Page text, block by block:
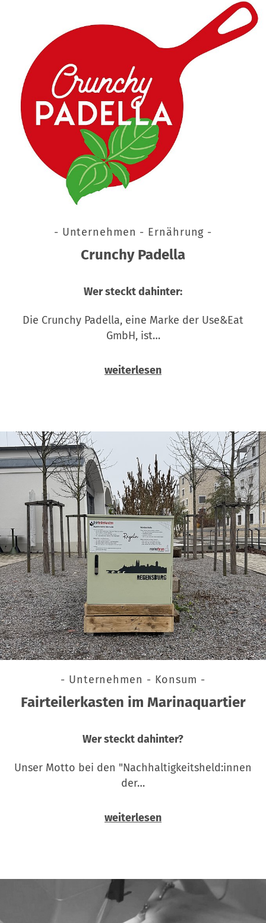
- Unternehmen - Ernährung -
Crunchy Padella
Wer steckt dahinter:
Die Crunchy Padella, eine Marke der Use&Eat
GmbH, ist…
weiterlesen
- Unternehmen - Konsum -
Fairteilerkasten im Marinaquartier
Wer steckt dahinter?
Unser Motto bei den "Nachhaltigkeitsheld:innen
der…
weiterlesen